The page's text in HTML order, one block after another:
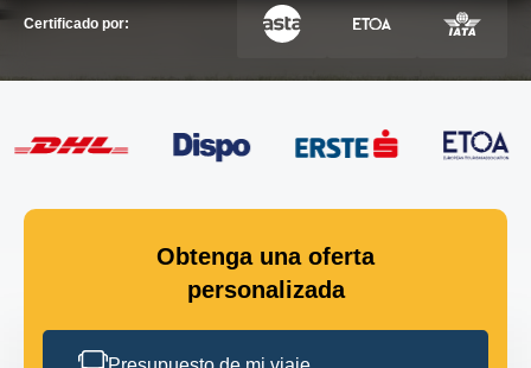
Certificado por:
Obtenga una oferta
personalizada